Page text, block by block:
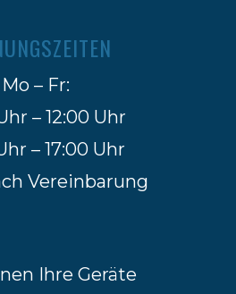
Mo – Fr:
– 12:00 Uhr
– 17:00 Uhr
Vereinbarung
Ihre Geräte